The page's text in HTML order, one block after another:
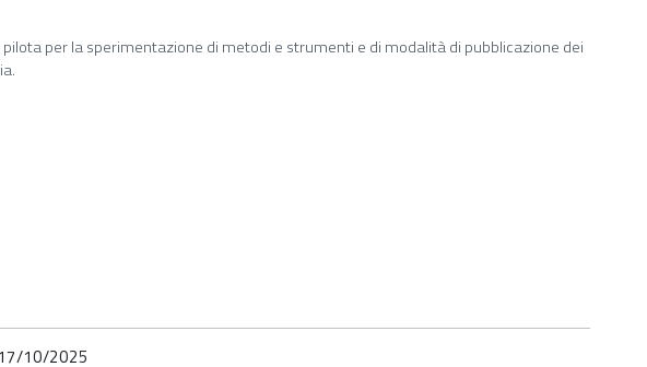
pilota per la sperimentazione di metodi e strumenti e di modalità di pubblicazione dei
17/10/2025